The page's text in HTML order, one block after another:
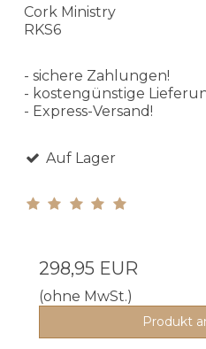
Cork Ministry
RKS6
- sichere Zahlungen!
- kostengünstige
- Express-Versand!
Auf Lager
298,95 EUR
(ohne MwSt.)
Produkt